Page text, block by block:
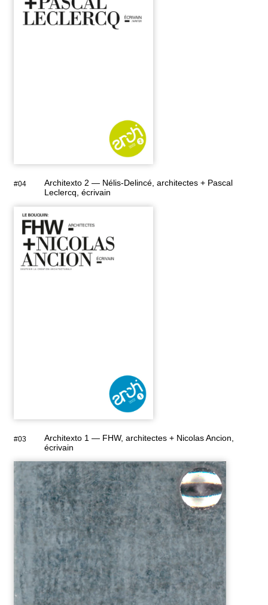
#04
Architexto 2 — Nélis-Delincé, architectes + Pascal
Leclercq, écrivain
#03
Architexto 1 — FHW, architectes + Nicolas Ancion,
écrivain